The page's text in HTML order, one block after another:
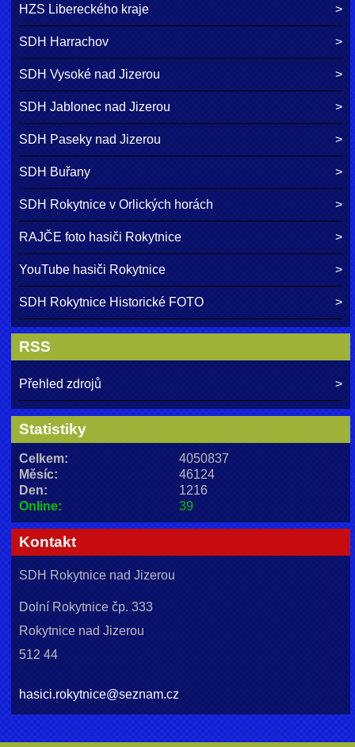
HZS Libereckého kraje
SDH Harrachov
SDH Vysoké nad Jizerou
SDH Jablonec nad Jizerou
SDH Paseky nad Jizerou
SDH Buřany
SDH Rokytnice v Orlických horách
RAJČE foto hasiči Rokytnice
YouTube hasiči Rokytnice
SDH Rokytnice Historické FOTO
RSS
Přehled zdrojů
Statistiky
Online: 39
Celkem:
4050837
Měsíc:
46124
Den:
1216
Kontakt
SDH Rokytnice nad Jizerou
Dolní Rokytnice čp. 333
Rokytnice nad Jizerou
512 44
hasici.rokytnice@seznam.cz